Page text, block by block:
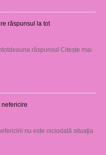
răspunsul la tot
răspunsul Citește mai
nefericire
nu este niciodată situaţia